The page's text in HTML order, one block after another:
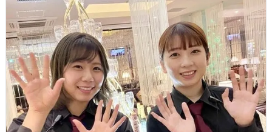
ピアスOK ネイルOK 駅から徒歩5分以内 オープニングスタッフ